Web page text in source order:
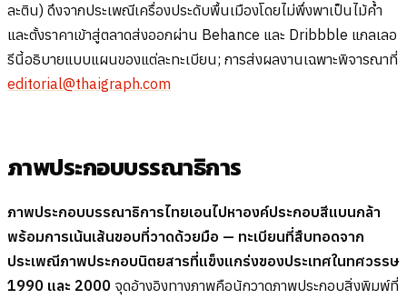
ละติน) ดึงจากประเพณีเครื่องประดับพื้นเมืองโดยไม่พึ่งพาเป็นไม้ค้ำ
และตั้งราคาเข้าสู่ตลาดส่งออกผ่าน Behance และ Dribbble แกลเลอ
รีนี้อธิบายแบบแผนของแต่ละทะเบียน; การส่งผลงานเฉพาะพิจารณาที่
editorial@thaigraph.com
ภาพประกอบบรรณาธิการ
ภาพประกอบบรรณาธิการไทยเอนไปหาองค์ประกอบสีแบนกล้า
พร้อมการเน้นเส้นขอบที่วาดด้วยมือ — ทะเบียนที่สืบทอดจาก
ประเพณีภาพประกอบนิตยสารที่แข็งแกร่งของประเทศในทศวรรษ
1990 และ 2000 จุดอ้างอิงทางภาพคือนักวาดภาพประกอบสิ่งพิมพ์ที่